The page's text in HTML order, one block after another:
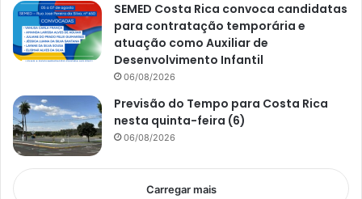
SEMED Costa Rica convoca candidatas
para contratação temporária e
atuação como Auxiliar de
Desenvolvimento Infantil
06/08/2026
Previsão do Tempo para Costa Rica
nesta quinta-feira (6)
06/08/2026
Carregar mais